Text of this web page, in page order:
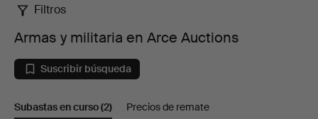
Armas
militaria
Filtros
Armas y militaria en Arce Auctions
Suscribir búsqueda
Subastas en curso(2) Precios de remate